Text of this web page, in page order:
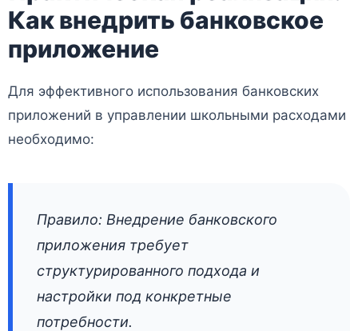
Как внедрить банковское
приложение
Для эффективного использования банковских
приложений в управлении школьными расходами
необходимо:
Правило: Внедрение банковского
приложения требует
структурированного подхода и
настройки под конкретные
потребности.